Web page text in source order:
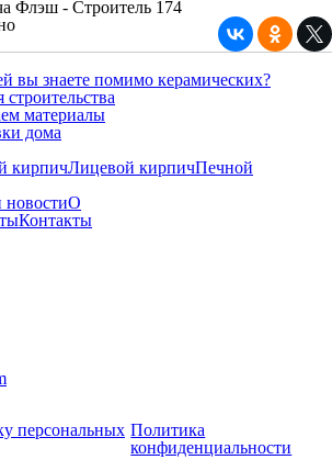
вы знаете помимо керамических?
строительства
материалы
дома
кирпичЛицевой кирпичПечной
О
Контакты
персональных Политика
конфиденциальности